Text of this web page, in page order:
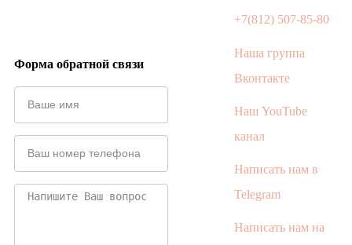
Форма обратной связи
+7(812) 507-85-80
Наша группа
Вконтакте
Наш YouTube
канал
Написать нам в
Telegram
Написать нам на